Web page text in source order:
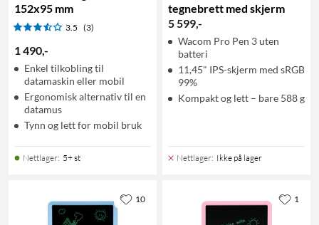
152x95 mm
3.5 (3)
1 490,-
Enkel tilkobling til
datamaskin eller mobil
Ergonomisk alternativ til en
datamus
Tynn og lett for mobil bruk
Nettlager: 5+ st
tegnebrett med skjerm
5 599,-
Wacom Pro Pen 3 uten
batteri
11,45" IPS-skjerm med sRGB
99%
Kompakt og lett – bare 588 g
Nettlager: Ikke på lager
10 1